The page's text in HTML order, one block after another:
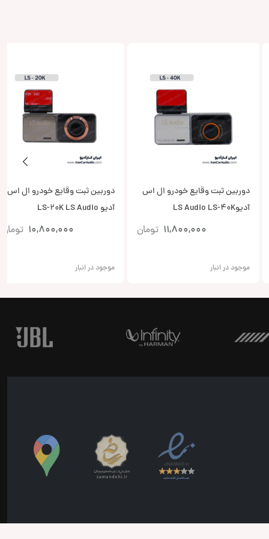
دوربین ثبت وقایع خودرو ال اس
آدیوLS Audio LS-40K
11,800,000 تومان
موجود در انبار
دوربین ثبت وقایع خودرو ال اس
آدیو LS-20K LS Audio
10,800,000 تومان
موجود در انبار